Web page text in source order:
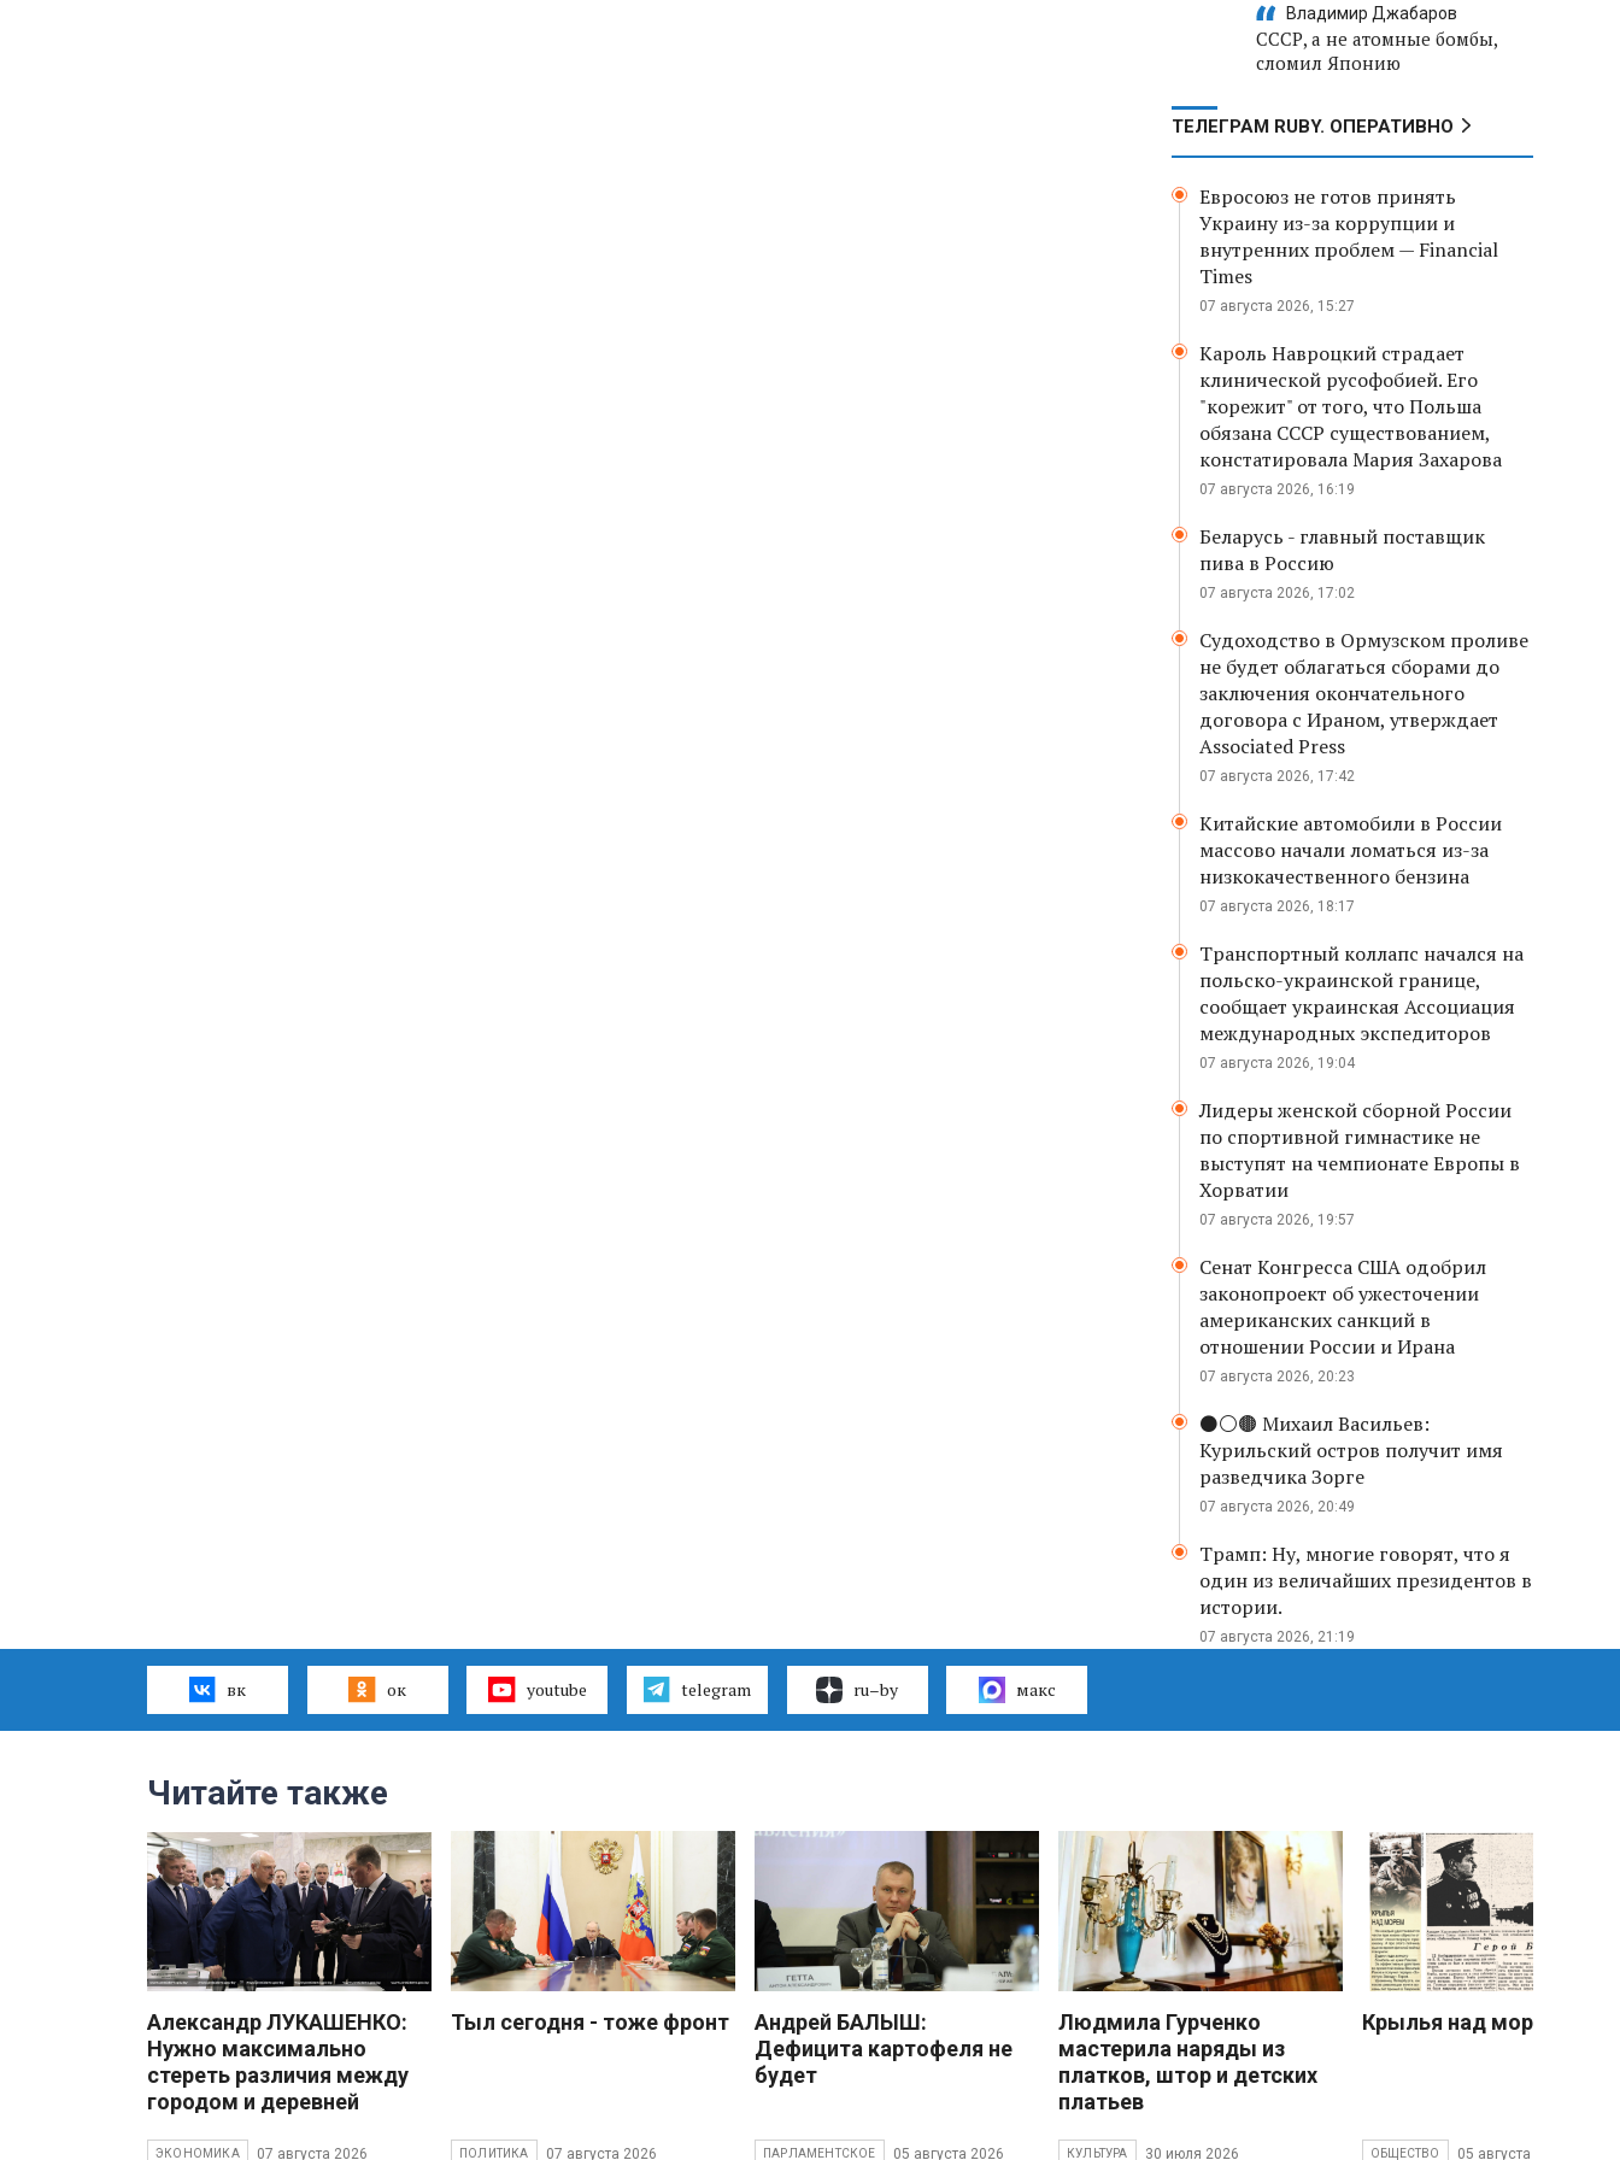
Владимир Джабаров
СССР, а не атомные бомбы,
сломил Японию
ТЕЛЕГРАМ RUBY. ОПЕРАТИВНО
Евросоюз не готов принять
Украину из-за коррупции и
внутренних проблем — Financial
Times
07 августа 2026, 15:27
Кароль Навроцкий страдает
клинической русофобией. Его
"корежит" от того, что Польша
обязана СССР существованием,
констатировала Мария Захарова
07 августа 2026, 16:19
Беларусь - главный поставщик
пива в Россию
07 августа 2026, 17:02
Судоходство в Ормузском проливе
не будет облагаться сборами до
заключения окончательного
договора с Ираном, утверждает
Associated Press
07 августа 2026, 17:42
Китайские автомобили в России
массово начали ломаться из-за
низкокачественного бензина
07 августа 2026, 18:17
Транспортный коллапс начался на
польско-украинской границе,
сообщает украинская Ассоциация
международных экспедиторов
07 августа 2026, 19:04
Лидеры женской сборной России
по спортивной гимнастике не
выступят на чемпионате Европы в
Хорватии
07 августа 2026, 19:57
Сенат Конгресса США одобрил
законопроект об ужесточении
американских санкций в
отношении России и Ирана
07 августа 2026, 20:23
⚫️⚪️🟤 Михаил Васильев:
Курильский остров получит имя
разведчика Зорге
07 августа 2026, 20:49
Трамп: Ну, многие говорят, что я
один из величайших президентов в
истории.
07 августа 2026, 21:19
вк ок youtube telegram ru–by макс
Читайте также
Александр ЛУКАШЕНКО:
Нужно максимально
стереть различия между
городом и деревней
ЭКОНОМИКА 07 августа 2026
Тыл сегодня - тоже фронт
ПОЛИТИКА 07 августа 2026
Андрей БАЛЫШ:
Дефицита картофеля не
будет
ПАРЛАМЕНТСКОЕ 05 августа 2026
Людмила Гурченко
мастерила наряды из
платков, штор и детских
платьев
КУЛЬТУРА 30 июля 2026
Крылья над морем
ОБЩЕСТВО 05 августа 2026